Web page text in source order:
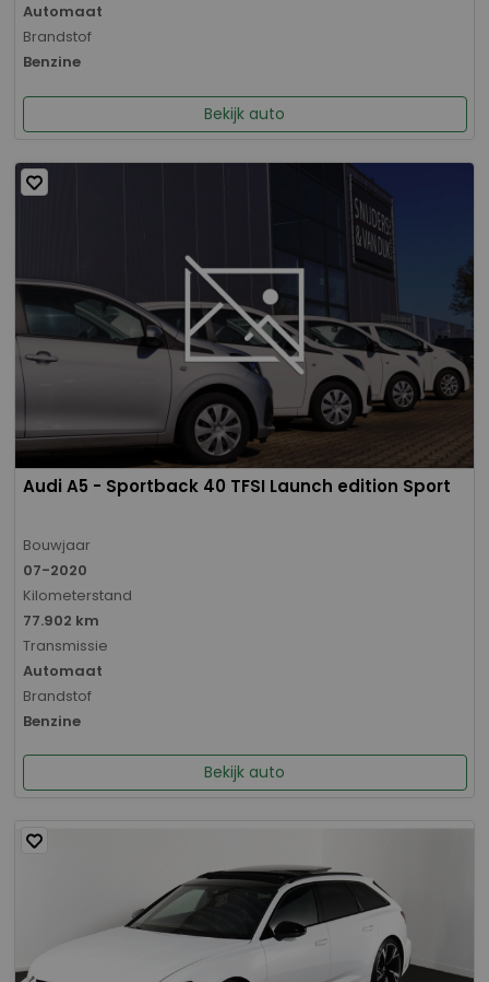
Automaat
Brandstof
Benzine
Bekijk auto
Audi A5 - Sportback 40 TFSI Launch edition Sport
Bouwjaar
07-2020
Kilometerstand
77.902 km
Transmissie
Automaat
Brandstof
Benzine
Bekijk auto